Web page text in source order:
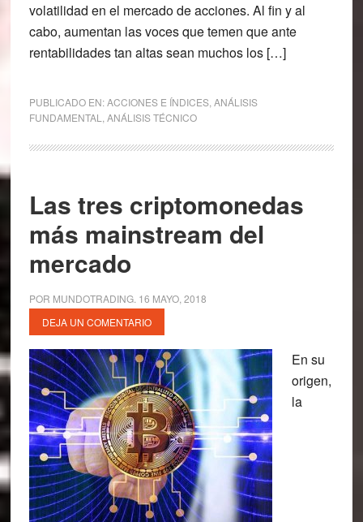
volatilidad en el mercado de acciones. Al fin y al
cabo, aumentan las voces que temen que ante
rentabilidades tan altas sean muchos los […]
PUBLICADO EN:ACCIONES E ÍNDICES, ANÁLISIS
FUNDAMENTAL
ANÁLISIS TÉCNICO
Las tres criptomonedas
más mainstream del
mercado
POR MUNDOTRADING. 16 MAYO, 2018
DEJA UN COMENTARIO
En su
origen,
la